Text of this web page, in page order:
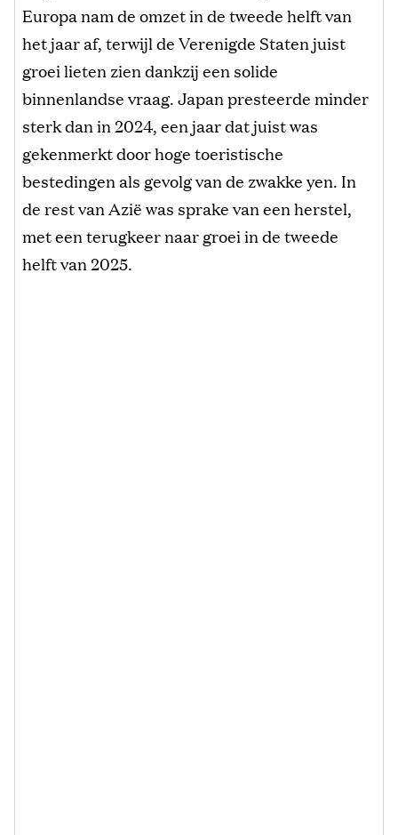
Europa nam de omzet in de tweede helft van
het jaar af, terwijl de Verenigde Staten juist
groei lieten zien dankzij een solide
binnenlandse vraag. Japan presteerde minder
sterk dan in 2024, een jaar dat juist was
gekenmerkt door hoge toeristische
bestedingen als gevolg van de zwakke yen. In
de rest van Azië was sprake van een herstel,
met een terugkeer naar groei in de tweede
helft van 2025.